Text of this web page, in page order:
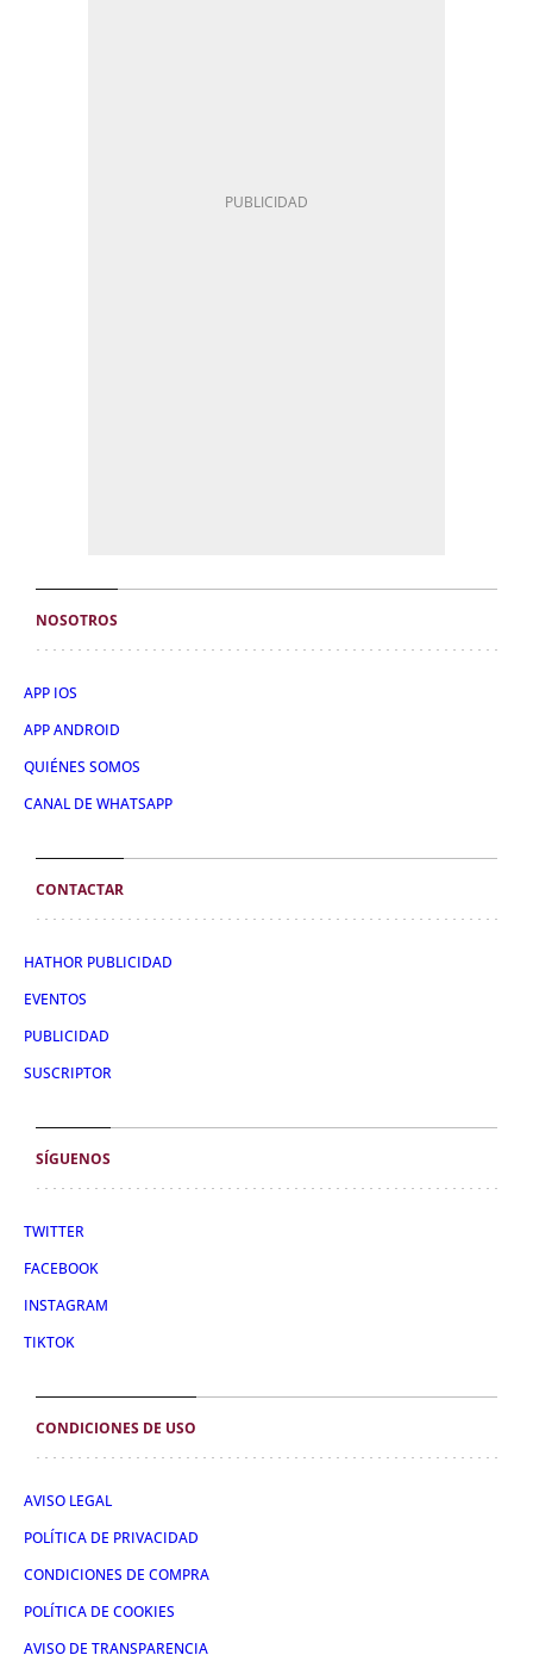
NOSOTROS
APP IOS
APP ANDROID
QUIÉNES SOMOS
CANAL DE WHATSAPP
CONTACTAR
HATHOR PUBLICIDAD
EVENTOS
PUBLICIDAD
SUSCRIPTOR
SÍGUENOS
TWITTER
FACEBOOK
INSTAGRAM
TIKTOK
CONDICIONES DE USO
AVISO LEGAL
POLÍTICA DE PRIVACIDAD
CONDICIONES DE COMPRA
POLÍTICA DE COOKIES
AVISO DE TRANSPARENCIA